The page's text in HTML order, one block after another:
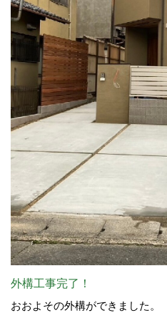
外構工事完了！
おおよその外構ができました。